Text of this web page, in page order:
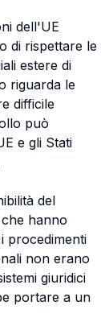
dell'UE
di rispettare le
estere di
riguarda le
difficile
può
e gli Stati
del
hanno
procedimenti
non erano
giuridici
portare a un